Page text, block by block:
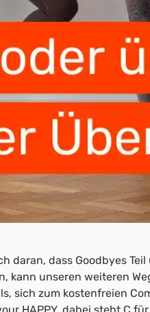
dass Goodbyes
kann unseren weiteren
sich zum kostenfreien
HAPPY, dabei steht C